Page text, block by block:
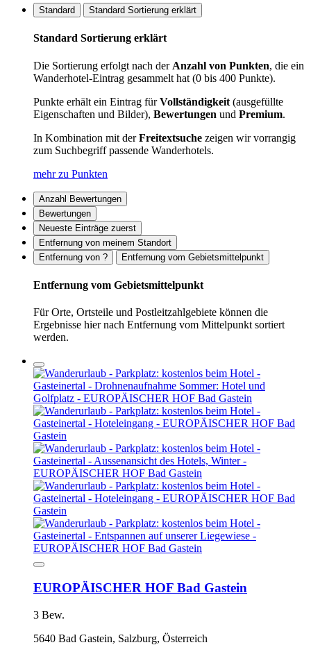
Standard Standard Sortierung erklärt
Standard Sortierung erklärt
Die Sortierung erfolgt nach der Anzahl von Punkten, die ein
Wanderhotel-Eintrag gesammelt hat (0 bis 400 Punkte).
Punkte erhält ein Eintrag fürVollständigkeit (ausgefüllte
Eigenschaften und Bilder), Bewertungen und Premium.
In Kombination mit derFreitextsuche zeigen wir vorrangig
zum Suchbegriff passende Wanderhotels.
mehr zu Punkten
Anzahl Bewertungen
Bewertungen
Neueste Einträge zuerst
Entfernung von meinem Standort
Entfernung von ?
Entfernung vom Gebietsmittelpunkt
Entfernung vom Gebietsmittelpunkt
Für Orte, Ortsteile und Postleitzahlgebiete können die
Ergebnisse hier nach Entfernung vom Mittelpunkt sortiert
werden.
EUROPÄISCHER HOF Bad Gastein
3 Bew.
5640 Bad Gastein, Salzburg, Österreich